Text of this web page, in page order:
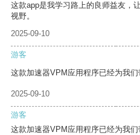
这款app是我学习路上的良师益友，
视野。
2025-09-10
游客
这款加速器VPM应用程序已经为我们
2025-09-10
游客
这款加速器VPM应用程序已经为我